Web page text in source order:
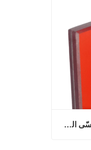
نمط مسطح من الزجاج المقسّى الشفاف عالي الجودة مخصص لمدخل الفندق والمستودع والإضاءة وقاعة الأدوات واستخدام غرفة النوم